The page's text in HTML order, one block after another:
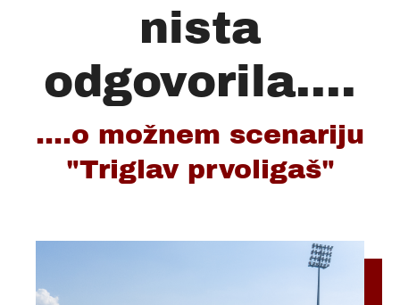
nista
odgovorila....
....o možnem scenariju
"Triglav prvoligaš"